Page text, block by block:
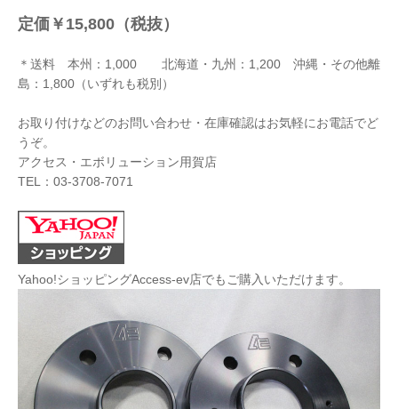
定価￥15,800（税抜）
＊送料 本州：1,000 北海道・九州：1,200 沖縄・その他離
島：1,800（いずれも税別）
お取り付けなどのお問い合わせ・在庫確認はお気軽にお電話でど
うぞ。
アクセス・エボリューション用賀店
TEL：03-3708-7071
Yahoo!ショッピングAccess-ev店でもご購入いただけます。